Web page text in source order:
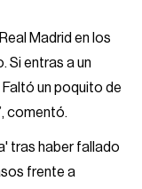
Madrid en los
Si entras a un
un poquito de
comentó.
tras haber fallado
frente a